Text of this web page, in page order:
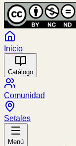
Inicio
Catálogo
Comunidad
Setales
Menú